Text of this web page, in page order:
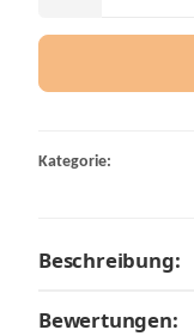
Kategorie:
Beschreibung:
Bewertungen: